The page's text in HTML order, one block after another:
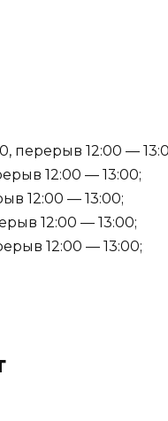
перерыв 12:00 —
12:00 — 13:00;
12:00 — 13:00;
12:00 — 13:00;
12:00 — 13:00;